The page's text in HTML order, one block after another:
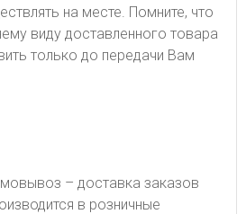
на месте. Помните, что
виду доставленного товара
только до передачи Вам
– доставка заказов
в розничные